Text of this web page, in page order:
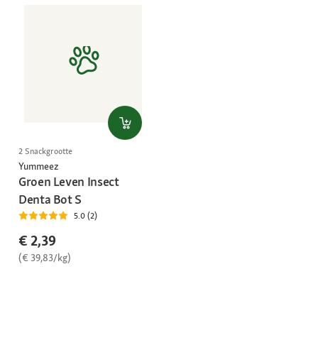
2 Snackgrootte
Yummeez
Groen Leven Insect
Denta Bot S
5.0 (2)
€ 2,39
(€ 39,83/kg)